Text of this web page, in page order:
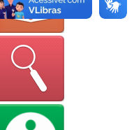
Commission |